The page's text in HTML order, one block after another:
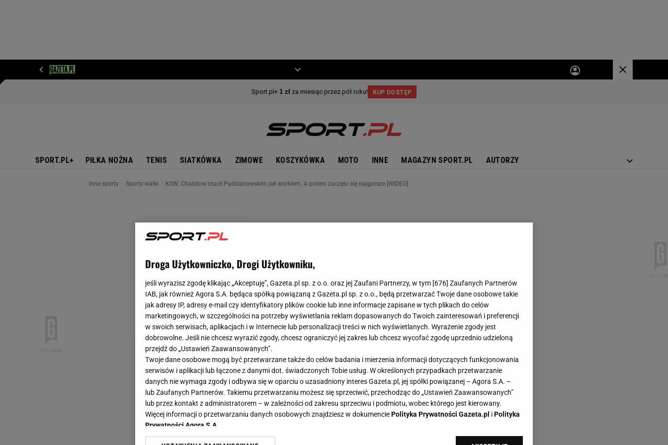
SPORT.PL+ PIŁKA NOŻNA TENIS SIATKÓWKA ZIMOWE KOSZYKÓWKA MOTO INNE MAGAZYN SPORT.PL AUTORZY
Inne sporty Sporty walki KSW. Chalidow rzucił Pudzianowskim jak workiem. A potem zaczęło się najgorsze [WIDEO]
Droga Użytkowniczko, Drogi Użytkowniku,
jeśli wyrazisz zgodę klikając „Akceptuję”, Gazeta.pl sp. z o.o. oraz jej Zaufani Partnerzy, w tym [676] Zaufanych Partnerów
IAB, jak również Agora S.A. będąca spółką powiązaną z Gazeta.pl sp. z o.o., będą przetwarzać Twoje dane osobowe takie
jak adresy IP, adresy e-mail czy identyfikatory plików cookie lub inne informacje zapisane w tych plikach do celów
marketingowych, w szczególności na potrzeby wyświetlania reklam dopasowanych do Twoich zainteresowań i preferencji
w swoich serwisach, aplikacjach i w Internecie lub personalizacji treści w nich wyświetlanych. Wyrażenie zgody jest
dobrowolne. Jeśli nie chcesz wyrazić zgody, chcesz ograniczyć jej zakres lub chcesz wycofać zgodę uprzednio udzieloną
przejdź do „Ustawień Zaawansowanych”.
Twoje dane osobowe mogą być przetwarzane także do celów badania i mierzenia informacji dotyczących funkcjonowania
serwisów i aplikacji lub łączone z danymi dot. świadczonych Tobie usług. W określonych przypadkach przetwarzanie
danych nie wymaga zgody i odbywa się w oparciu o uzasadniony interes Gazeta.pl, jej spółki powiązanej – Agora S.A. –
lub Zaufanych Partnerów. Takiemu przetwarzaniu możesz się sprzeciwić, przechodząc do „Ustawień Zaawansowanych”
lub przez kontakt z administratorem – w zależności od zakresu sprzeciwu i podmiotu, wobec którego jest kierowany.
Więcej informacji o przetwarzaniu danych osobowych znajdziesz w dokumenciePolityka Prywatności Gazeta.pl iPolityka
Prywatności Agora S.A.